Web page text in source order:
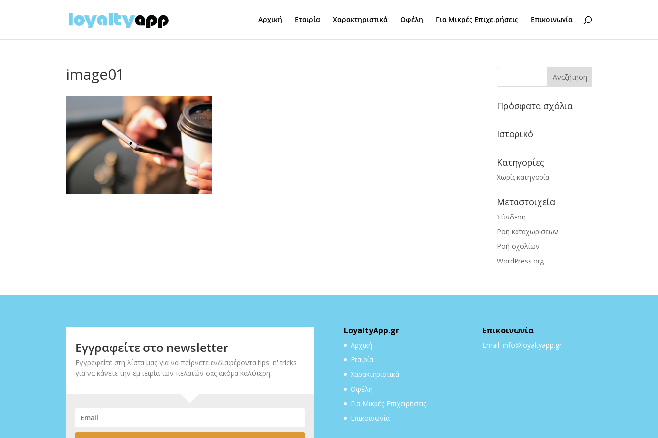
Αρχική Εταιρία Χαρακτηριστικά Οφέλη Για Μικρές Επιχειρήσεις Επικοινωνία
image01
Πρόσφατα σχόλια
Ιστορικό
Kατηγορίες
Χωρίς κατηγορία
Μεταστοιχεία
Σύνδεση
Ροή καταχωρίσεων
Ροή σχολίων
WordPress.org
Εγγραφείτε στο newsletter
Εγγραφείτε στη λίστα μας για να παίρνετε ενδιαφέροντα tips 'n' tricks
για να κάνετε την εμπειρία των πελατών σας ακόμα καλύτερη.
LoyaltyApp.gr
Αρχική
Εταιρία
Χαρακτηριστικά
Οφέλη
Για Μικρές Επιχειρήσεις
Επικοινωνία
Επικοινωνία
Email: info@loyaltyapp.gr